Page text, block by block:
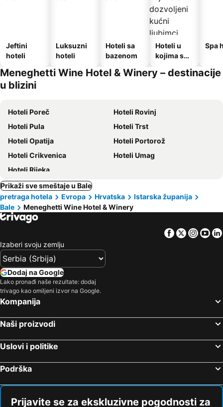
Jeftini
hoteli
Luksuzni
hoteli
Hoteli sa
bazenom
Hoteli u
kojima su
kućni
Spa
Meneghetti Wine Hotel & Winery – destinacije
u blizini
Hoteli Poreč
Hoteli Rovinj
Hoteli Pula
Hoteli Trst
Hoteli Opatija
Hoteli Portorož
Hoteli Crikvenica
Hoteli Umag
Hoteli Rijeka
Prikaži sve smeštaje u Bale
pretraga hotela
Evropa Hrvatska
Istarska županija
Bale
Meneghetti Wine Hotel & Winery
Facebook
Twitter
Izaberi svoju zemlju
Dodaj na Google
Lako pronađi naše rezultate: dodaj
trivago kao omiljeni izvor na Google.
Kompanija
Naši proizvodi
Uslovi i politike
Podrška
Prijavite se za ekskluzivne pogodnosti za